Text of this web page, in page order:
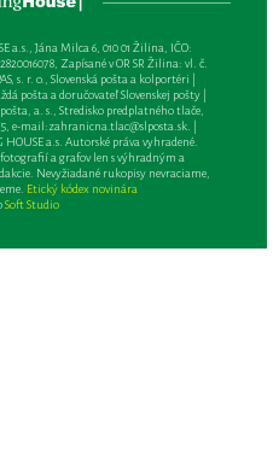
a.s., Jána Milca 6, 010 01 Žilina, IČO:
Zapísané v OR SR Žilina: vl. č.
s. r. o., Slovenská pošta a kolportéri |
pošta a doručovateľ Slovenskej pošty |
a. s., Stredisko predplatného tlače,
e-mail:zahranicna.tlac@slposta.sk. |
a.s. Autorské práva vyhradené.
a grafov len s výhradným a
Nevyžiadané rukopisy nevraciame,
Etický kódex novinára
Soft Studio